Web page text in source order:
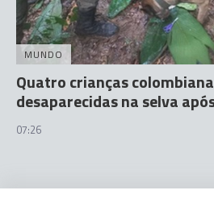
MUNDO
Quatro crianças
desaparecidas na selva
07:26